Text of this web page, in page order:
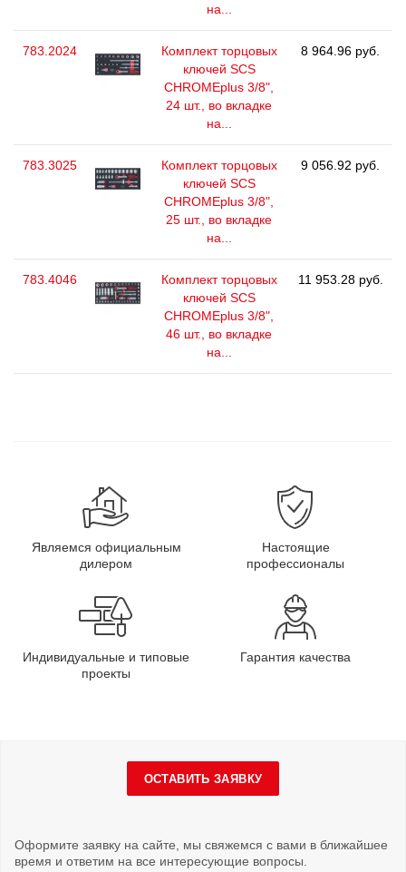
на...
783.2024
Комплект торцовых
ключей SCS
CHROMEplus 3/8",
24 шт., во вкладке
на...
8 964.96 руб.
783.3025
Комплект торцовых
ключей SCS
CHROMEplus 3/8",
25 шт., во вкладке
на...
9 056.92 руб.
783.4046
Комплект торцовых
ключей SCS
CHROMEplus 3/8",
46 шт., во вкладке
на...
11 953.28 руб.
Являемся официальным
дилером
Настоящие
профессионалы
Индивидуальные и типовые
проекты
Гарантия качества
ОСТАВИТЬ ЗАЯВКУ
Оформите заявку на сайте, мы свяжемся с вами в ближайшее
время и ответим на все интересующие вопросы.